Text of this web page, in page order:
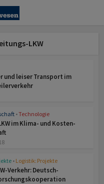
LKW
und leiser Transport im
•Technologie
im Klima- und Kosten-
• Logistik: Projekte
Verkehr: Deutsch-